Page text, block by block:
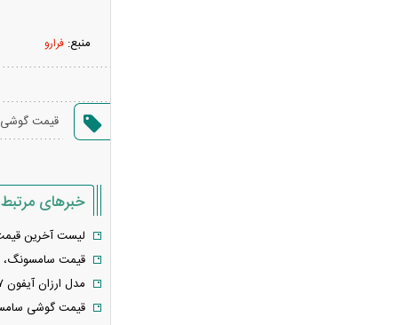
منبع: فرارو
قیمت گوشی
خبرهای مرتبط
لیست آخرین قیمت گوشی
قیمت سامسونگ، شیائومی
مدل ارزان آیفون ۱۷ به بازار آمد
قیمت گوشی سامسونگ،